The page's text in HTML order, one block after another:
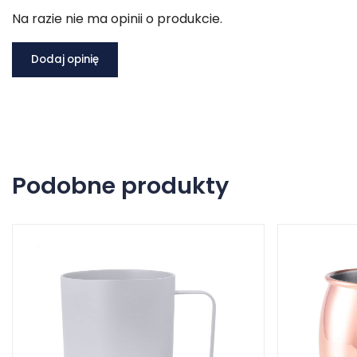
Na razie nie ma opinii o produkcie.
Dodaj opinię
Podobne produkty